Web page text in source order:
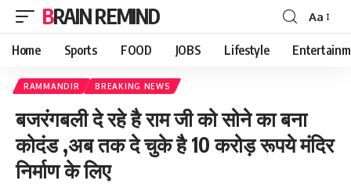
BRAIN REMIND
Font
Resizer
Aa
Home Sports FOOD JOBS Lifestyle
RAMMANDIR BREAKING NEWS
बजरंगबली दे रहे है राम जी को सोने का बना
कोदंड ,अब तक दे चुके है 10 करोड़ रूपये मंदिर
निर्माण के लिए